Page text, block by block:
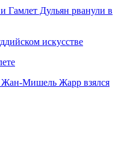
Гамлет Дульян рванули в
искусстве
Мишель Жарр взялся